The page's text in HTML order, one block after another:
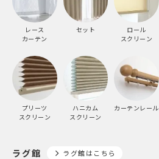
レース
カーテン
セット
ロール
スクリーン
プリーツ
スクリーン
ハニカム
スクリーン
カーテンレール
ラグ館 ラグ館はこちら